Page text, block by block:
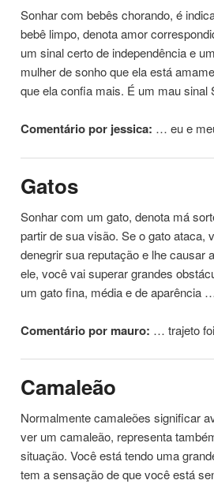
Sonhar com bebês chorando, é
bebê limpo, denota amor
um sinal certo de independência e
mulher de sonho que ela está
que ela confia mais. É um mau
Comentário por jessica: … eu e
Gatos
Sonhar com um gato, denota má
partir de sua visão. Se o gato ataca,
denegrir sua reputação e lhe causar
ele, você vai superar grandes
um gato fina, média e de aparência
Comentário por mauro: … trajeto foi
Camaleão
Normalmente camaleões significar
ver um camaleão, representa
situação. Você está tendo uma
tem a sensação de que você está